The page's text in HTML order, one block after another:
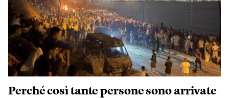
Perché così tante persone sono arrivate